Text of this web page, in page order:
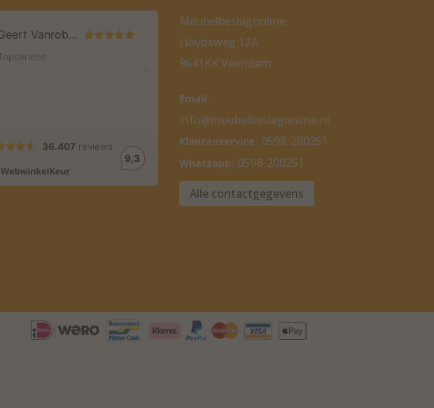
Meubelbeslagonline
Lloydsweg 12A
9641KK Veendam
Email:
info@meubelbeslagonline.nl
Klantenservice: 0598-200251
Whatsapp: 0598-200251
Alle contactgegevens